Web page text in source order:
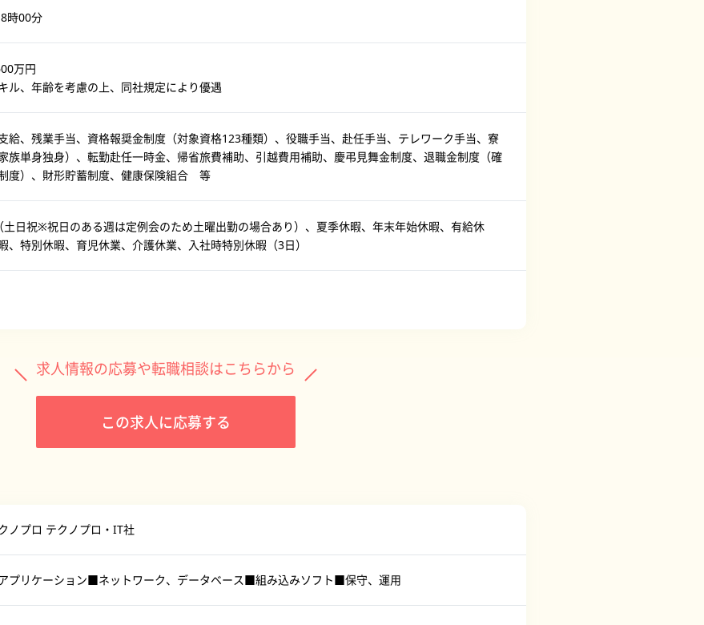
時00分
万円
ル、年齢を考慮の上、同社規定により優遇
給、残業手当、資格報奨金制度（対象資格123種類）、役職手当、赴任手当、テレワーク手当、寮
族単身独身）、転勤赴任一時金、帰省旅費補助、引越費用補助、慶弔見舞金制度、退職金制度（確
度）、財形貯蓄制度、健康保険組合 等
土日祝※祝日のある週は定例会のため土曜出勤の場合あり）、夏季休暇、年末年始休暇、有給休
、特別休暇、育児休業、介護休業、入社時特別休暇（3日）
求人情報の応募や転職相談はこちらから
この求人に応募する
ノプロ テクノプロ・IT社
プリケーション■ネットワーク、データベース■組み込みソフト■保守、運用